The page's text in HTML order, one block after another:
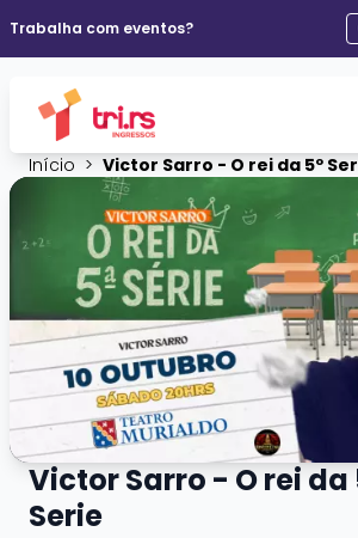
Trabalha com eventos?
Início > Victor Sarro - O rei da 5º
Victor Sarro - O rei da
Serie